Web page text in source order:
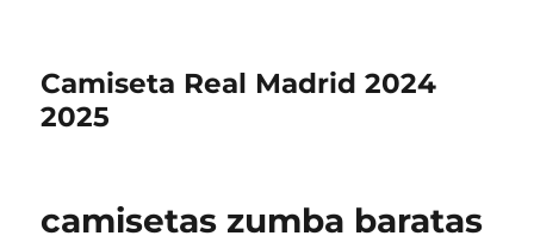
Camiseta Real Madrid 2024
2025
camisetas zumba baratas